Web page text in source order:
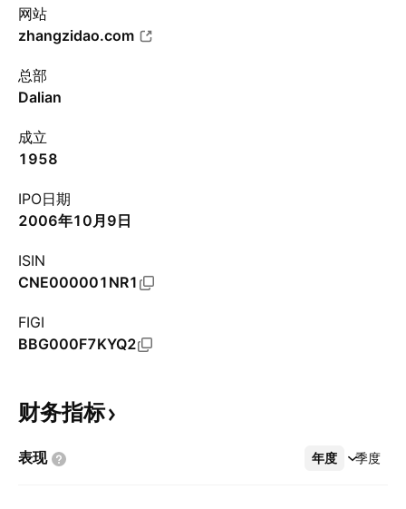
网站
zhangzidao.com
总部
Dalian
成立
1958
IPO日期
2006年10月9日
ISIN
CNE000001NR1
FIGI
BBG000F7KYQ2
财务指标
表现 年度 季度
更多